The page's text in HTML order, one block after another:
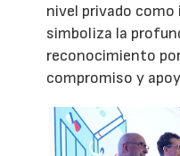
nivel privado
simboliza la
reconocimiento
compromiso y